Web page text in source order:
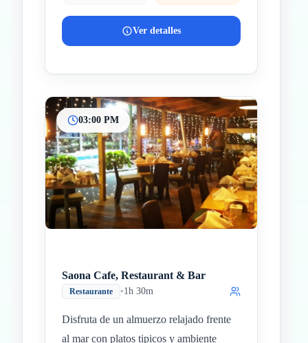
Ver detalles
03:00 PM
Saona Cafe, Restaurant & Bar
Restaurante •1h 30m
Disfruta de un almuerzo relajado frente
al mar con platos tipicos y ambiente